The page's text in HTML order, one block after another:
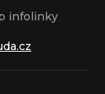
infolinky